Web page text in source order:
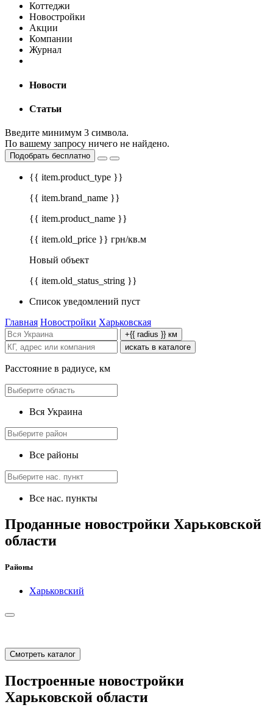
Коттеджи
Новостройки
Акции
Компании
Журнал
Новости
Статьи
Введите минимум 3 символа.
По вашему запросу ничего не найдено.
Подобрать бесплатно
{{ item.product_type }}
{{ item.brand_name }}
{{ item.product_name }}
{{ item.old_price }} грн/кв.м
Новый объект
{{ item.old_status_string }}
Список уведомлений пуст
Главная Новостройки Харьковская
+{{ radius }} км
искать в каталоге
Расстояние в радиусе, км
Вся Украина
Все районы
Все нас. пункты
Проданные новостройки Харьковской
области
Районы
Харьковский
Смотреть каталог
Построенные новостройки
Харьковской области